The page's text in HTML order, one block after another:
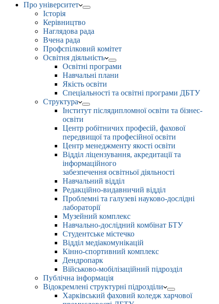
Про університет
Історія
Керівництво
Наглядова рада
Вчена рада
Профспілковий комітет
Освітня діяльність
Освітні програми
Навчальні плани
Якість освіти
Спеціальності та освітні програми ДБТУ
Структура
Інститут післядипломної освіти та бізнес-
освіти
Центр робітничих професій, фахової
передвищої та професійної освіти
Центр менеджменту якості освіти
Відділ ліцензування, акредитації та
інформаційного
забезпечення освітньої діяльності
Навчальний відділ
Редакційно-видавничий відділ
Проблемні та галузеві науково-дослідні
лабораторії
Музейний комплекс
Навчально-дослідний комбінат БТУ
Студентське містечко
Відділ медіакомунікацій
Кінно-спортивний комплекс
Дендропарк
Військово-мобілізаційний підрозділ
Публічна інформація
Відокремлені структурні підрозділи
Харківський фаховий коледж харчової